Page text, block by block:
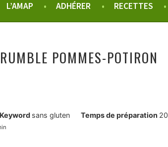
L’AMAP ADHÉRER RECETTES
POMMES-POTIRON
Keyword sans gluten Temps de préparation 20